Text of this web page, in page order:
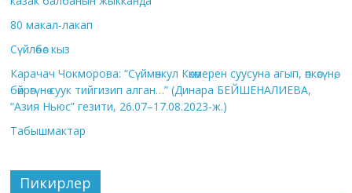
80 макал-лакап
Сүйлөбөс кыз
Карачач Чокморова: “Сүймөнкул Көкөмерен суусуна агып, өпкөсүнө,
бөйрөгүнө суук тийгизип алган…” (Динара БЕЙШЕНАЛИЕВА,
“Азия Ньюс” гезити, 26.07–17.08.2023-ж.)
Табышмактар
Пикирлер